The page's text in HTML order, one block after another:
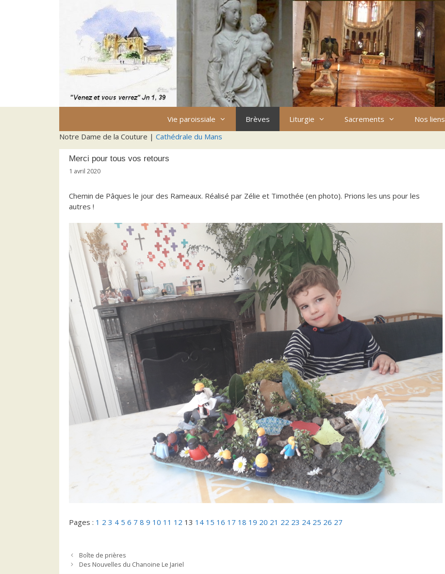
Vie paroissiale Brèves Liturgie Sacrements
Nos liens
Notre Dame de la Couture | Cathédrale du Mans
Merci pour tous vos retours
1 avril 2020
Chemin de Pâques le jour des Rameaux. Réalisé par Zélie et Timothée (en photo). Prions les uns pour les
autres !
Pages : 1 2 3 4 5 6 7 8 9 10 11 12 13 14 15 16 17 18 19 20 21 22 23 24 25 26 27
Boîte de prières
Des Nouvelles du Chanoine Le Jariel